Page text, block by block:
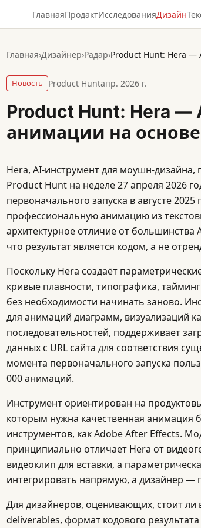
ГлавнаяПродактИсследованияДизайн
Главная›Дизайнер›Радар›Product Hunt: Hera —
Новость Product Huntапр. 2026 г.
Product Hunt: Hera —
анимации на
Hera, AI-инструмент для моушн-
Product Hunt на неделе 27 апреля 2026
первоначального запуска в августе
профессиональную анимацию из
архитектурное отличие от большинства
что результат является кодом, а не
Поскольку Hera создаёт
кривые плавности, типографика,
без необходимости начинать заново.
для анимаций диаграмм, визуализаций
последовательностей, поддерживает
данных с URL сайта для соответствия
момента первоначального запуска
000 анимаций.
Инструмент ориентирован на
которым нужна качественная анимация
инструментов, как Adobe After Effects.
принципиально отличает Hera от
видеоклип для вставки, а
интегрировать напрямую, а дизайнер —
Для дизайнеров, оценивающих, стоит
deliverables, формат кодового